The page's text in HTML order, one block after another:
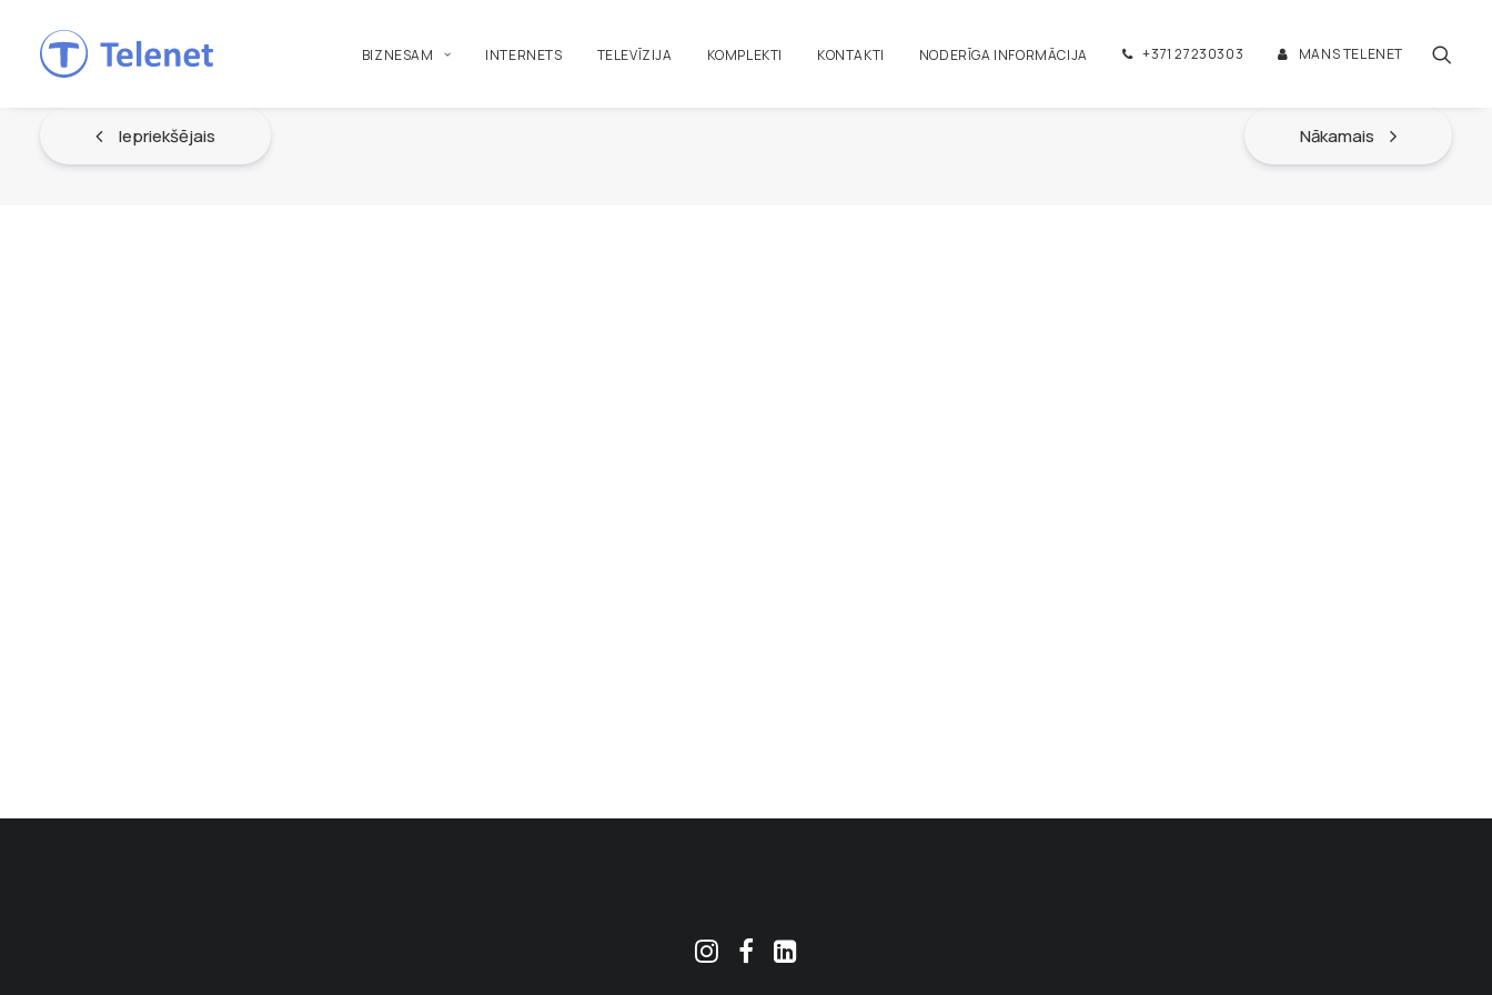
BIZNESAM INTERNETS TELEVĪZIJA KOMPLEKTI KONTAKTI NODERĪGA INFORMĀCIJA +371 27230303 MANS TELENET
Iepriekšējais Nākamais